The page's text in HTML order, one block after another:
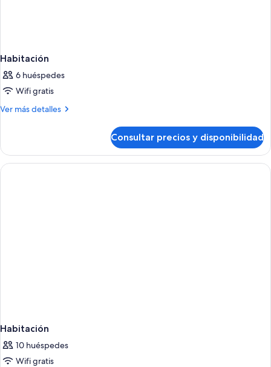
Habitación
6 huéspedes
Wifi gratis
Ver más detalles
Más
Consultar precios y disponibilidad
Habitación
10 huéspedes
Wifi gratis